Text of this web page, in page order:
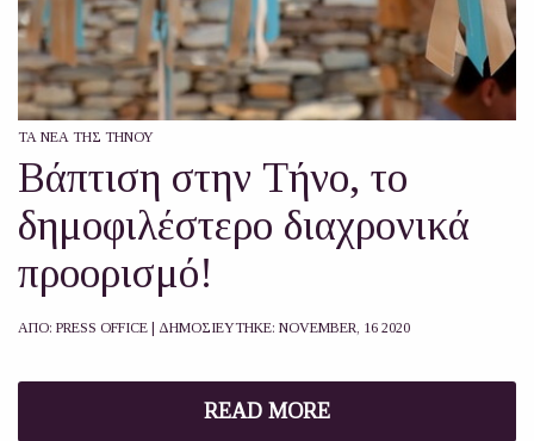
ΤΑ ΝΈΑ ΤΗΣ ΤΉΝΟΥ
Βάπτιση στην Τήνο, το
δημοφιλέστερο διαχρονικά
προορισμό!
ΑΠΟ: PRESS OFFICE | ΔΗΜΟΣΙΕΥΤΗΚΕ: NOVEMBER, 16 2020
READ MORE